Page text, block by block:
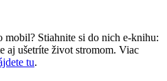
mobil? Stiahnite si do nich e-knihu:
aj ušetríte život stromom. Viac
tu.